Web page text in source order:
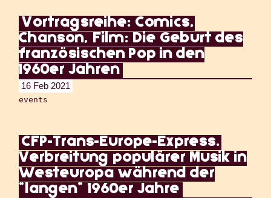
Vortragsreihe: Comics,
Chanson, Film: Die Geburt des
französischen Pop in den
1960er Jahren
16 Feb 2021
events
CFP-Trans-Europe-Express.
Verbreitung populärer Musik in
Westeuropa während der
"langen" 1960er Jahre